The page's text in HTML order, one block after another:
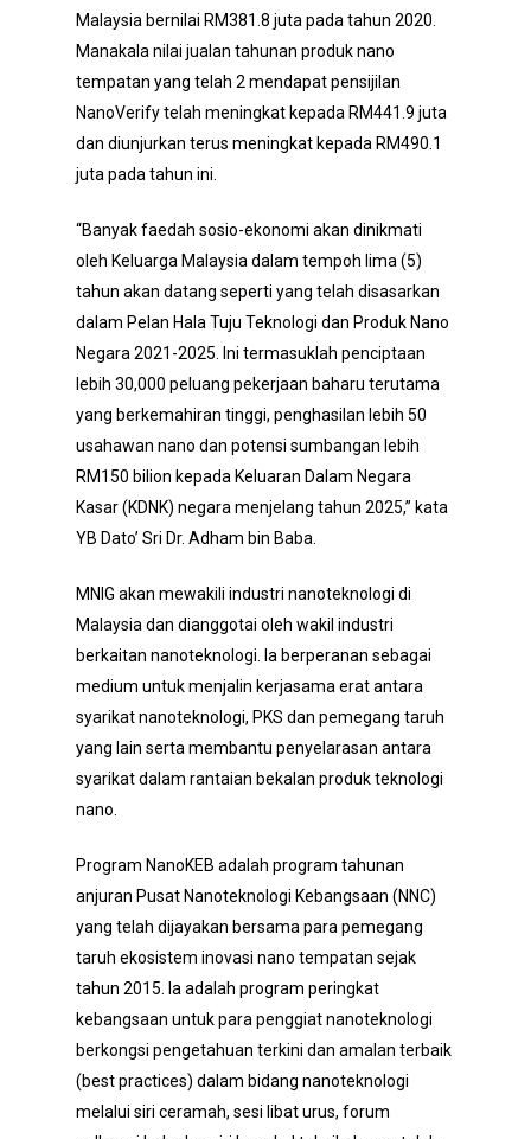
Malaysia bernilai RM381.8 juta pada tahun 2020.
Manakala nilai jualan tahunan produk nano
tempatan yang telah 2 mendapat pensijilan
NanoVerify telah meningkat kepada RM441.9 juta
dan diunjurkan terus meningkat kepada RM490.1
juta pada tahun ini.
“Banyak faedah sosio-ekonomi akan dinikmati
oleh Keluarga Malaysia dalam tempoh lima (5)
tahun akan datang seperti yang telah disasarkan
dalam Pelan Hala Tuju Teknologi dan Produk Nano
Negara 2021-2025. Ini termasuklah penciptaan
lebih 30,000 peluang pekerjaan baharu terutama
yang berkemahiran tinggi, penghasilan lebih 50
usahawan nano dan potensi sumbangan lebih
RM150 bilion kepada Keluaran Dalam Negara
Kasar (KDNK) negara menjelang tahun 2025,” kata
YB Dato’ Sri Dr. Adham bin Baba.
MNIG akan mewakili industri nanoteknologi di
Malaysia dan dianggotai oleh wakil industri
berkaitan nanoteknologi. Ia berperanan sebagai
medium untuk menjalin kerjasama erat antara
syarikat nanoteknologi, PKS dan pemegang taruh
yang lain serta membantu penyelarasan antara
syarikat dalam rantaian bekalan produk teknologi
nano.
Program NanoKEB adalah program tahunan
anjuran Pusat Nanoteknologi Kebangsaan (NNC)
yang telah dijayakan bersama para pemegang
taruh ekosistem inovasi nano tempatan sejak
tahun 2015. Ia adalah program peringkat
kebangsaan untuk para penggiat nanoteknologi
berkongsi pengetahuan terkini dan amalan terbaik
(best practices) dalam bidang nanoteknologi
melalui siri ceramah, sesi libat urus, forum